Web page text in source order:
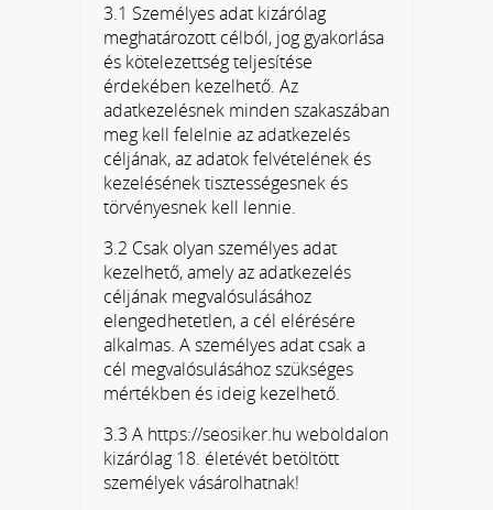
3.1 Személyes adat kizárólag
meghatározott célból, jog gyakorlása
és kötelezettség teljesítése
érdekében kezelhető. Az
adatkezelésnek minden szakaszában
meg kell felelnie az adatkezelés
céljának, az adatok felvételének és
kezelésének tisztességesnek és
törvényesnek kell lennie.
3.2 Csak olyan személyes adat
kezelhető, amely az adatkezelés
céljának megvalósulásához
elengedhetetlen, a cél elérésére
alkalmas. A személyes adat csak a
cél megvalósulásához szükséges
mértékben és ideig kezelhető.
3.3 A https://seosiker.hu weboldalon
kizárólag 18. életévét betöltött
személyek vásárolhatnak!